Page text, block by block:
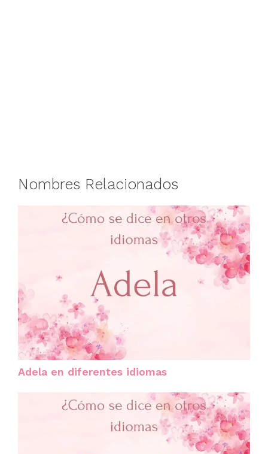
Nombres Relacionados
Adela en diferentes idiomas